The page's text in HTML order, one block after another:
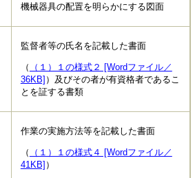
機械器具の配置を明らかにする図面
監督者等の氏名を記載した書面
（
（１）１の様式２ [Wordファイル／
36KB] ）及びその者が有資格者であるこ
とを証する書類
作業の実施方法等を記載した書面
（
（１）１の様式４ [Wordファイル／
41KB] ）